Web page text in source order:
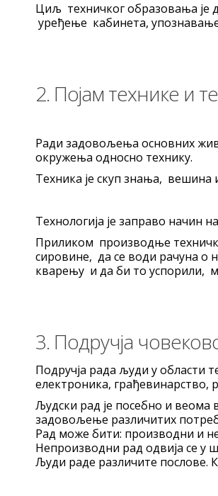
Циљ техничког образовања је
уређење кабинета,
2. Појам технике и
Ради задовољења основних
окружења односно технику.
Техника је скуп знања, вешина
Технологија је заправо начин
Приликом производње
сировине, да се води рачуна о
кварењу и да би то успорили,
3. Подручја
Подручја рада људи у области
електроника, грађевинарство,
Људски рад је посебно и веома
задовољење различитих
Рад може бити: производни и
Непроизводни рад одвија се у
Људи раде различите послове.